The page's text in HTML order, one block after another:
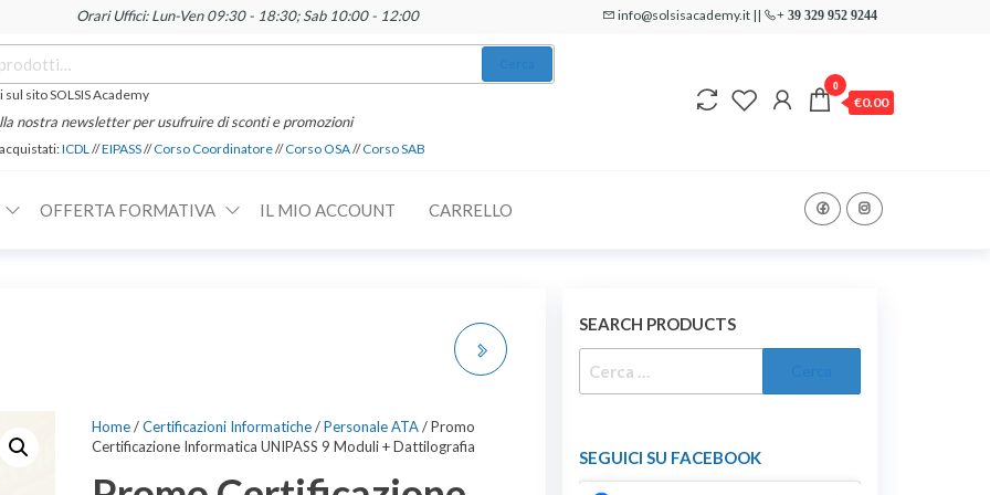
Orari Uffici: Lun-Ven 09:30 - 18:30; Sab 10:00 - 12:00 info@solsisacademy.it || + 39 329 952 9244
sito SOLSIS Academy
nostra newsletter per usufruire di sconti e promozioni
ICDL//EIPASS//Corso Coordinatore//Corso OSA//Corso SAB
0
€0.00
OFFERTA FORMATIVA IL MIO ACCOUNT CARRELLO
INFORMATICA EIPASS 7
Home/Certificazioni Informatiche/Personale ATA/ Promo
Certificazione Informatica UNIPASS 9 Moduli + Dattilografia
SEARCH PRODUCTS
SEGUICI SU FACEBOOK